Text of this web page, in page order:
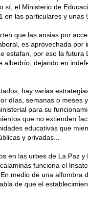
sí, el Ministerio de
en las particulares y unas
que las ansias por
es aprovechada por
estafan, por eso la
albedrío, dejando en
hay varias
días, semanas o
para su
que no extienden
educativas que
y privadas...
en las urbes de La Paz
funciona el
medio de una alfombra
de que el